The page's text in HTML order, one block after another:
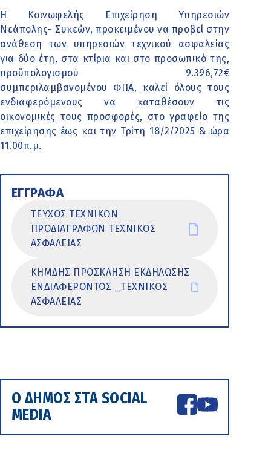
Η Κοινωφελής Επιχείρηση Υπηρεσιών
Νεάπολης- Συκεών, προκειμένου να προβεί στην
ανάθεση των υπηρεσιών τεχνικού ασφαλείας
για δύο έτη, στα κτίρια και στο προσωπικό της,
προϋπολογισμού 9.396,72€
συμπεριλαμβανομένου ΦΠΑ, καλεί όλους τους
ενδιαφερόμενους να καταθέσουν τις
οικονομικές τους προσφορές, στο γραφείο της
επιχείρησης έως και την Τρίτη 18/2/2025 & ώρα
11.00π.μ.
ΕΓΓΡΑΦΑ
ΤΕΥΧΟΣ ΤΕΧΝΙΚΩΝ
ΠΡΟΔΙΑΓΡΑΦΩΝ ΤΕΧΝΙΚΟΣ
ΑΣΦΑΛΕΙΑΣ
ΚΗΜΔΗΣ ΠΡΟΣΚΛΗΣΗ ΕΚΔΗΛΩΣΗΣ
ΕΝΔΙΑΦΕΡΟΝΤΟΣ _ΤΕΧΝΙΚΟΣ
ΑΣΦΑΛΕΙΑΣ
Ο ΔΗΜΟΣ ΣΤΑ SOCIAL
MEDIA